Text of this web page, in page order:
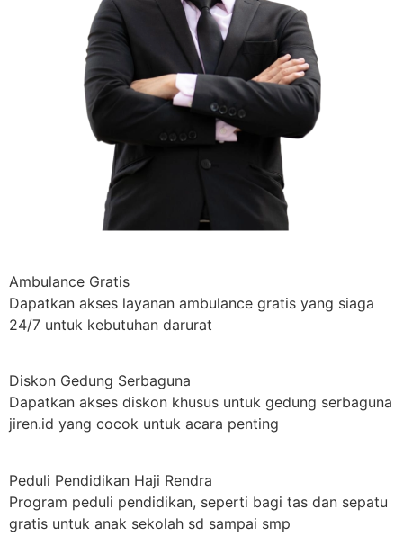
Ambulance Gratis
Dapatkan akses layanan ambulance gratis yang siaga
24/7 untuk kebutuhan darurat
Diskon Gedung Serbaguna
Dapatkan akses diskon khusus untuk gedung serbaguna
jiren.id yang cocok untuk acara penting
Peduli Pendidikan Haji Rendra
Program peduli pendidikan, seperti bagi tas dan sepatu
gratis untuk anak sekolah sd sampai smp